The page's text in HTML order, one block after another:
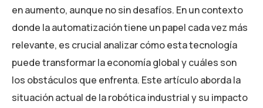
en aumento, aunque no sin desafíos. En un contexto
donde la automatización tiene un papel cada vez más
relevante, es crucial analizar cómo esta tecnología
puede transformar la economía global y cuáles son
los obstáculos que enfrenta. Este artículo aborda la
situación actual de la robótica industrial y su impacto